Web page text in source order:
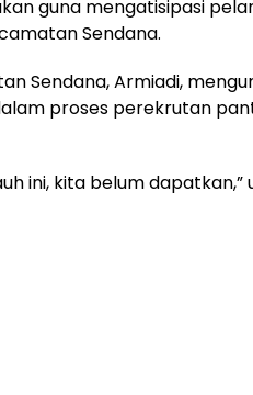
guna mengatisipasi
Sendana.
Sendana, Armiadi,
proses perekrutan
ini, kita belum dapatkan,”